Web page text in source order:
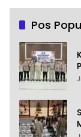
Pos